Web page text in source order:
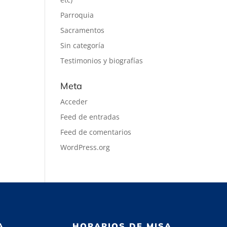
Parroquia
Sacramentos
Sin categoría
Testimonios y biografías
Meta
Acceder
Feed de entradas
Feed de comentarios
WordPress.org